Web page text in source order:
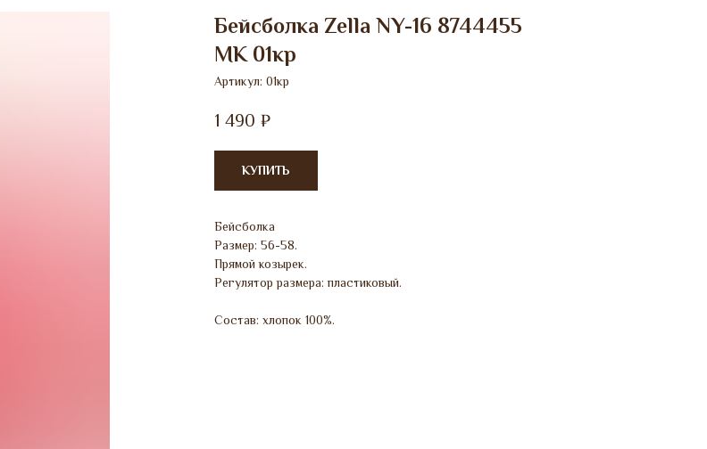
Бейсболка Zella NY-16 8744455
МК 01кр
Артикул: 01кр
1 490 ₽
КУПИТЬ
Бейсболка
Размер: 56-58.
Прямой козырек.
Регулятор размера: пластиковый.
Состав: хлопок 100%.